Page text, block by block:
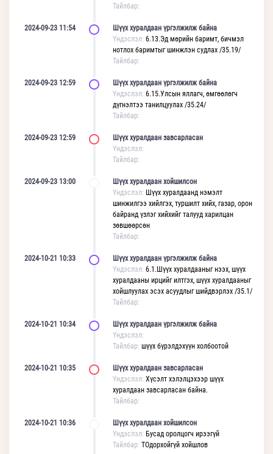
Тайлбар:
2024-09-23 11:54
Шүүх хуралдаан үргэлжилж байна
Үндэслэл: 6.13.Эд мөрийн баримт, бичмэл
нотлох баримтыг шинжлэн судлах /35.19/
Тайлбар:
2024-09-23 12:59
Шүүх хуралдаан үргэлжилж байна
Үндэслэл: 6.15.Улсын яллагч, өмгөөлөгч
дүгнэлтээ танилцуулах /35.24/
Тайлбар:
2024-09-23 12:59
Шүүх хуралдаан завсарласан
Үндэслэл:
Тайлбар:
2024-09-23 13:00
Шүүх хуралдаан хойшилсон
Үндэслэл: Шүүх хуралдаанд нэмэлт
шинжилгээ хийлгэх, туршилт хийх, газар, орон
байранд үзлэг хийхийг талууд харилцан
зөвшөөрсөн
Тайлбар:
2024-10-21 10:33
Шүүх хуралдаан үргэлжилж байна
Үндэслэл: 6.1.Шүүх хуралдааныг нээх, шүүх
хуралдааны ирцийг илтгэх, шүүх хуралдааныг
хойшлуулах эсэх асуудлыг шийдвэрлэх /35.1/
Тайлбар:
2024-10-21 10:34
Шүүх хуралдаан үргэлжилж байна
Үндэслэл:
Тайлбар: шүүх бүрэлдэхүүн холбоотой
2024-10-21 10:35
Шүүх хуралдаан завсарласан
Үндэслэл: Хүсэлт хэлэлцэхээр шүүх
хуралдаан завсарласан байна.
Тайлбар:
2024-10-21 10:36
Шүүх хуралдаан хойшилсон
Үндэслэл: Бусад оролцогч ирээгүй
Тайлбар: ТОдорхойгүй хойшлов